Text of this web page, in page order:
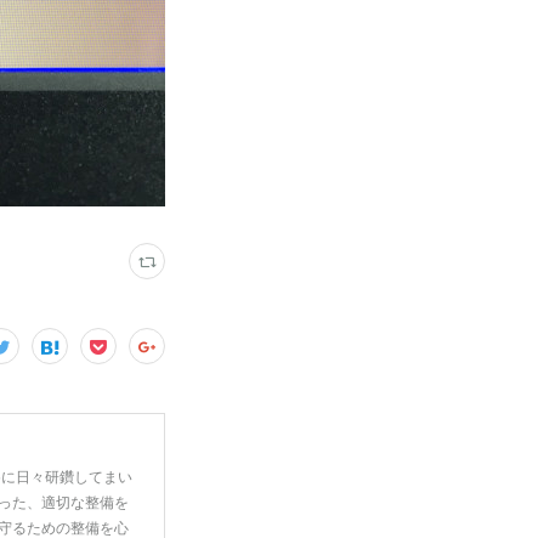
日々研鑽してまい
た、適切な整備を
るための整備を心